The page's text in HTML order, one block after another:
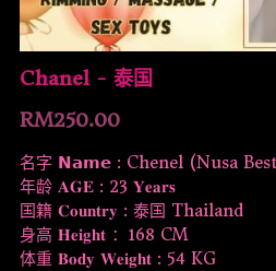
Chanel - 泰国
RM250.00
名字 𝗡𝗮𝗺𝗲 : Chenel (Nusa
年龄 𝐀𝐆𝐄 : 23 𝐘𝐞𝐚𝐫𝐬
国籍 𝐂𝐨𝐮𝐧𝐭𝐫𝐲 : 泰国 Thailand
身高 𝐇𝐞𝐢𝐠𝐡𝐭 ：168 CM
体重 𝐁𝐨𝐝𝐲 𝐖𝐞𝐢𝐠𝐡𝐭 : 54 KG